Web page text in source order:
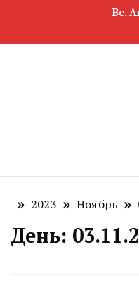
Вс.
2023 Ноябрь
День: